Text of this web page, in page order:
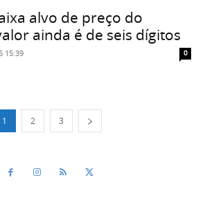
alvo de preço do
ainda é de seis dígitos
15:39 0
1 2 3